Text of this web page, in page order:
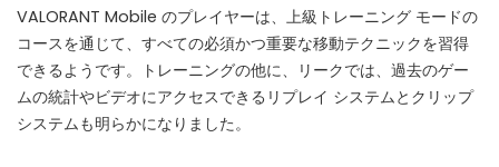
VALORANT Mobile のプレイヤーは、上級トレーニング モードの
コースを通じて、すべての必須かつ重要な移動テクニックを習得
できるようです。トレーニングの他に、リークでは、過去のゲー
ムの統計やビデオにアクセスできるリプレイ システムとクリップ
システムも明らかになりました。